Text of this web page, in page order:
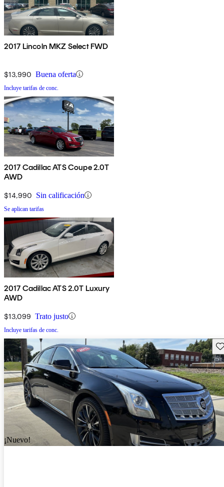
2017 Lincoln MKZ Select FWD
$13,990 Buena oferta
Incluye tarifas de conc.
2017 Cadillac ATS Coupe 2.0T
AWD
$14,990 Sin calificación
Se aplican tarifas
2017 Cadillac ATS 2.0T Luxury
AWD
$13,099 Trato justo
Incluye tarifas de conc.
¡Nuevo!